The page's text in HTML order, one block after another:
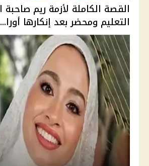
التعليم ومحضر بعد إنكارها أورا...